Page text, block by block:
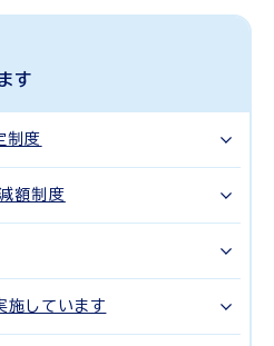
す
制度
額制度
施しています